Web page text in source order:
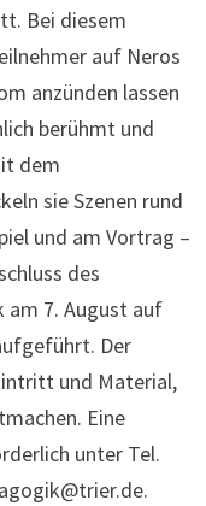
Bei diesem
auf Neros
anzünden lassen
berühmt und
dem
sie Szenen rund
und am Vortrag –
des
am 7. August auf
Der
und Material,
Eine
unter Tel.